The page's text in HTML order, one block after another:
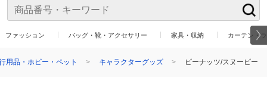
ファッション バッグ・靴・アクセサリー 家具・収納 カーテン・
用品・ホビー・ペット キャラクターグッズ ピーナッツ/スヌーピー